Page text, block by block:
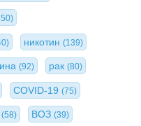
никотин (139)
(92) рак (80)
COVID-19 (75)
(58) ВОЗ (39)